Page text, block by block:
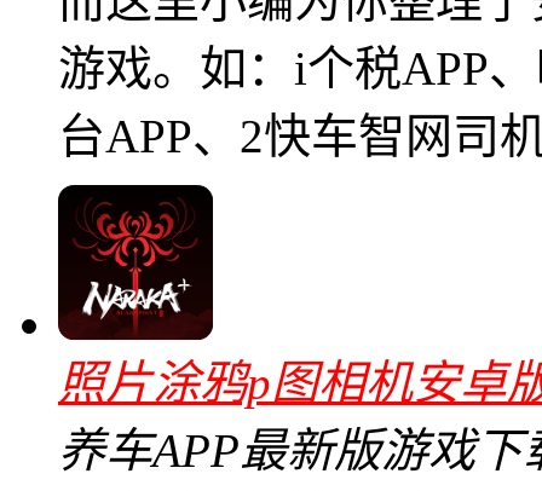
游戏。如：i个税APP
台APP、2快车智网司
照片涂鸦p图相机安卓
养车APP最新版游戏